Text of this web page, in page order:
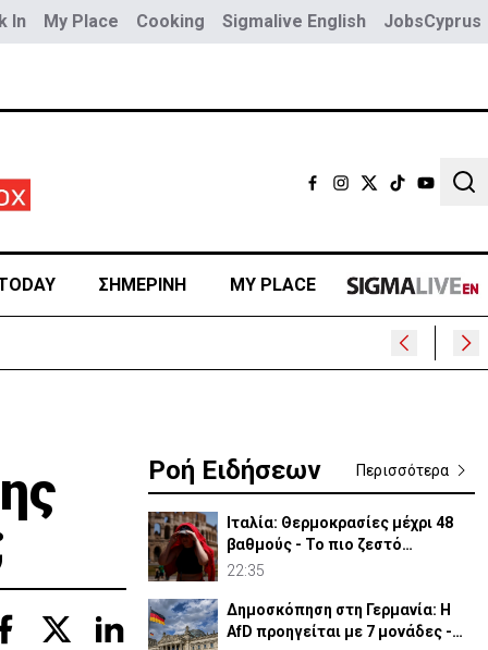
In My Place Cooking Sigmalive English JobsCyprus
ΣΗΜΕΡΙΝΗ MY PLACE
Ροή Ειδήσεων Περισσότερα
Ιταλία: Θερμοκρασίες μέχρι 48
βαθμούς - Το πιο ζεστό
καλοκαίρι των 100 χρόνων
22:35
Δημοσκόπηση στη Γερμανία: Η
AfD προηγείται με 7 μονάδες -